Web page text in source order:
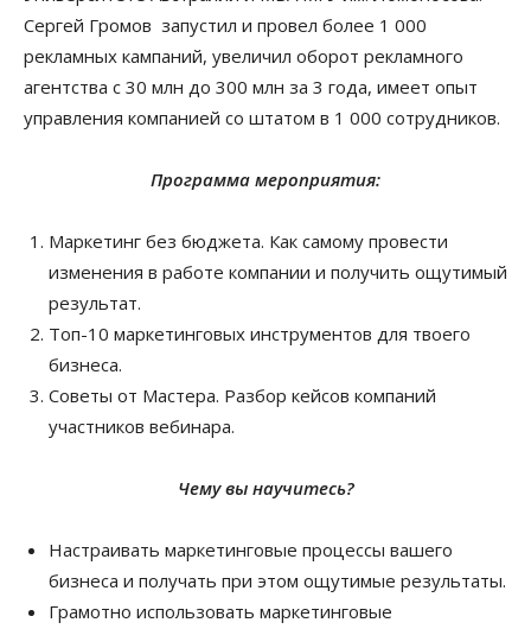
Сергей Громов запустил и провел более 1 000
рекламных кампаний, увеличил оборот рекламного
агентства с 30 млн до 300 млн за 3 года, имеет опыт
управления компанией со штатом в 1 000 сотрудников.
Программа мероприятия:
Маркетинг без бюджета. Как самому провести
изменения в работе компании и получить ощутимый
результат.
Топ-10 маркетинговых инструментов для твоего
бизнеса.
Советы от Мастера. Разбор кейсов компаний
участников вебинара.
Чему вы научитесь?
Настраивать маркетинговые процессы вашего
бизнеса и получать при этом ощутимые результаты.
Грамотно использовать маркетинговые